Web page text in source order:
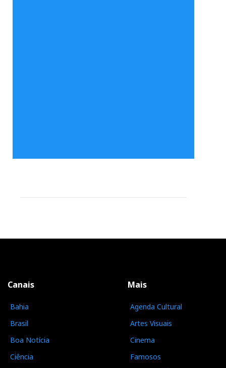
Canais
Bahia
Brasil
Boa Notícia
Ciência
Mais
Agenda Cultural
Artes Visuais
Cinema
Famosos